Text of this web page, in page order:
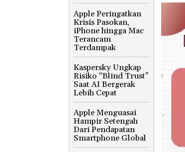
Apple Peringatkan
Krisis Pasokan,
iPhone hingga Mac
Terancam
Terdampak
Kaspersky Ungkap
Risiko “Blind Trust”
Saat AI Bergerak
Lebih Cepat
Apple Menguasai
Hampir Setengah
Dari Pendapatan
Smartphone Global